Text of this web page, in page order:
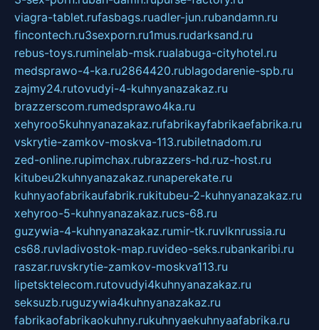
viagra-tablet.rufasbags.ruadler-jun.rubandamn.ru
fincontech.ru3sexporn.ru1mus.rudarksand.ru
rebus-toys.ruminelab-msk.rualabuga-cityhotel.ru
medsprawo-4-ka.ru2864420.rublagodarenie-spb.ru
zajmy24.rutovudyi-4-kuhnyanazakaz.ru
brazzerscom.rumedsprawo4ka.ru
xehyroo5kuhnyanazakaz.rufabrikayfabrikaefabrika.ru
vskrytie-zamkov-moskva-113.rubiletnadom.ru
zed-online.rupimchax.rubrazzers-hd.ruz-host.ru
kitubeu2kuhnyanazakaz.runaperekate.ru
kuhnyaofabrikaufabrik.rukitubeu-2-kuhnyanazakaz.ru
xehyroo-5-kuhnyanazakaz.rucs-68.ru
guzywia-4-kuhnyanazakaz.rumir-tk.ruvlknrussia.ru
cs68.ruvladivostok-map.ruvideo-seks.rubankaribi.ru
raszar.ruvskrytie-zamkov-moskva113.ru
lipetsktelecom.rutovudyi4kuhnyanazakaz.ru
seksuzb.ruguzywia4kuhnyanazakaz.ru
fabrikaofabrikaokuhny.rukuhnyaekuhnyaafabrika.ru